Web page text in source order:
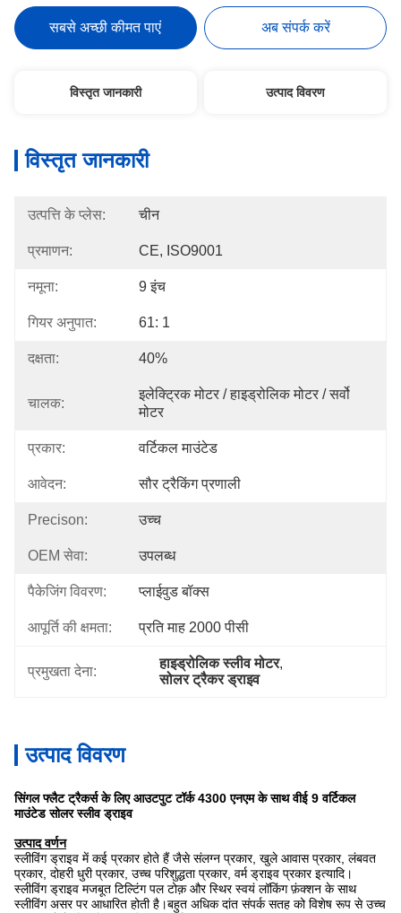
सबसे अच्छी कीमत पाएं अब संपर्क करें
विस्तृत जानकारी उत्पाद विवरण
विस्तृत जानकारी
उत्पत्ति के प्लेस: चीन
प्रमाणन: CE, ISO9001
नमूना: 9 इंच
गियर अनुपात: 61: 1
दक्षता: 40%
चालक:
इलेक्ट्रिक मोटर / हाइड्रोलिक मोटर / सर्वो
मोटर
प्रकार: वर्टिकल माउंटेड
आवेदन: सौर ट्रैकिंग प्रणाली
Precison: उच्च
OEM सेवा: उपलब्ध
पैकेजिंग विवरण: प्लाईवुड बॉक्स
आपूर्ति की क्षमता: प्रति माह 2000 पीसी
प्रमुखता देना:
हाइड्रोलिक स्लीव मोटर,
सोलर ट्रैकर ड्राइव
उत्पाद विवरण
सिंगल फ्लैट ट्रैकर्स के लिए आउटपुट टॉर्क 4300 एनएम के साथ वीई 9 वर्टिकल
माउंटेड सोलर स्लीव ड्राइव
उत्पाद वर्णन
स्लीविंग ड्राइव में कई प्रकार होते हैं जैसे संलग्न प्रकार, खुले आवास प्रकार, लंबवत
प्रकार, दोहरी धुरी प्रकार, उच्च परिशुद्धता प्रकार, वर्म ड्राइव प्रकार इत्यादि।
स्लीविंग ड्राइव मजबूत टिल्टिंग पल टोक़ और स्थिर स्वयं लॉकिंग फ़ंक्शन के साथ
स्लीविंग असर पर आधारित होती है।बहुत अधिक दांत संपर्क सतह को विशेष रूप से उच्च